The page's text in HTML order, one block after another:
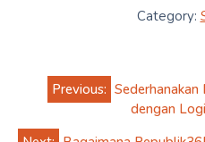
Category:
Post
navigation
Previous: Sederhanakan
dengan